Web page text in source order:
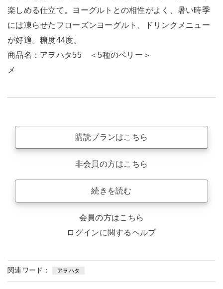
楽しめる仕立て。ヨーグルトとの相性がよく、暑い時季
には凍らせたフローズンヨーグルト、ドリンクメニュー
が好適。糖度44度。
商品名：アヲハタ55 ＜5種のベリー＞
メ
購読プランはこちら
非会員の方はこちら
続きを読む
会員の方はこちら
ログインに関するヘルプ
関連ワード： アヲハタ